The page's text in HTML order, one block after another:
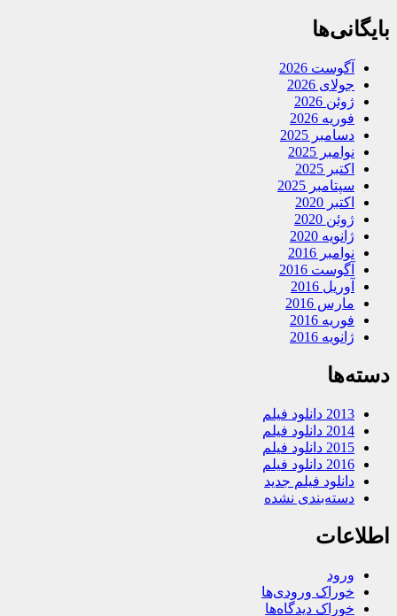
بایگانی‌ها
آگوست 2026
جولای 2026
ژوئن 2026
فوریه 2026
دسامبر 2025
نوامبر 2025
اکتبر 2025
سپتامبر 2025
اکتبر 2020
ژوئن 2020
ژانویه 2020
نوامبر 2016
آگوست 2016
آوریل 2016
مارس 2016
فوریه 2016
ژانویه 2016
دسته‌ها
2013 دانلود فیلم
2014 دانلود فیلم
2015 دانلود فیلم
2016 دانلود فیلم
دانلود فیلم جدید
دسته‌بندی نشده
اطلاعات
ورود
خوراک ورودی‌ها
خوراک دیدگاه‌ها